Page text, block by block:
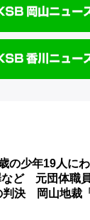
の少年19人に
など 元団体職
判決 岡山地裁
害結果も非常